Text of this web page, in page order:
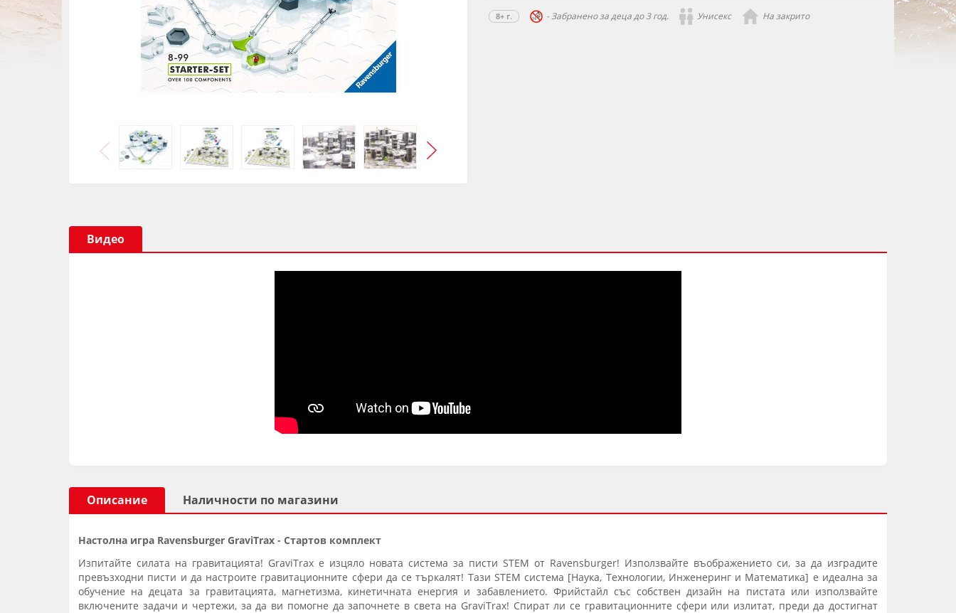
8+ г. - Забранено за деца до 3 год. Унисекс На закрито
Видео
Описание Наличности по магазини
Настолна игра Ravensburger GraviTrax - Стартов комплект
Изпитайте силата на гравитацията! GraviTrax е изцяло новата система за писти STEM от Ravensburger! Използвайте въображението си, за да изградите
превъзходни писти и да настроите гравитационните сфери да се търкалят! Тази STEM система [Наука, Технологии, Инженеринг и Математика] е идеална за
обучение на децата за гравитацията, магнетизма, кинетичната енергия и забавлението. Фрийстайл със собствен дизайн на пистата или използвайте
включените задачи и чертежи, за да ви помогне да започнете в света на GraviTrax! Спират ли се гравитационните сфери или излитат, преди да достигнат